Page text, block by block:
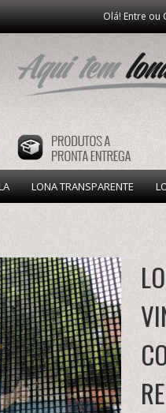
Olá! Entre ou
LONA TRANSPARENTE